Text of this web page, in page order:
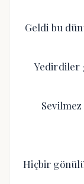
Geldi bu
Yedirdiler
Hiçbir